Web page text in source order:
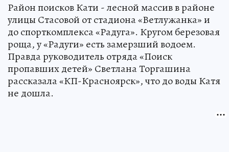
Район поисков Кати - лесной массив в районе
улицы Стасовой от стадиона «Ветлужанка» и
до спорткомплекса «Радуга». Кругом березовая
роща, у «Радуги» есть замерзший водоем.
Правда руководитель отряда «Поиск
пропавших детей» Светлана Торгашина
рассказала «КП-Красноярск», что до воды Катя
не дошла.